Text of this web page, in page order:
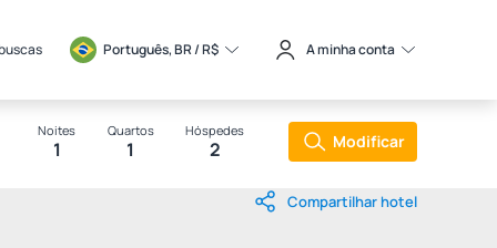
Português, BR / R$ A minha conta
Noites
1
Quartos
1
Hóspedes
2 Modificar
Compartilhar hotel